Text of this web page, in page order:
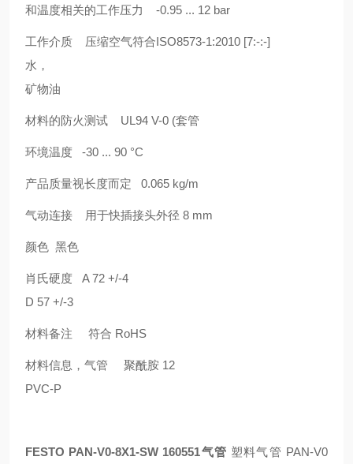
和温度相关的工作压力 -0.95 ... 12 bar
工作介质 压缩空气符合ISO8573-1:2010 [7:-:-]
水，
矿物油
材料的防火测试 UL94 V-0 (套管
环境温度 -30 ... 90 °C
产品质量视长度而定 0.065 kg/m
气动连接 用于快插接头外径 8 mm
颜色 黑色
肖氏硬度 A 72 +/-4
D 57 +/-3
材料备注 符合 RoHS
材料信息，气管 聚酰胺 12
PVC-P
FESTO PAN-V0-8X1-SW 160551气管 塑料气管 PAN-V0